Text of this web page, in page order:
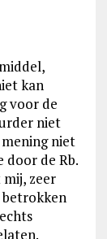
kan
voor de
niet
niet
door de Rb.
zeer
betrokken